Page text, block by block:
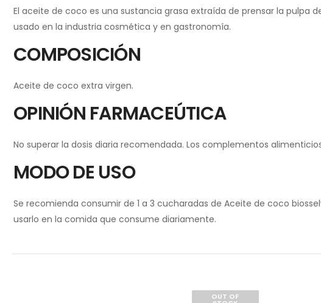
El aceite de coco es una sustancia grasa extraída de prensar la pulpa
usado en la industria cosmética y en gastronomía.
COMPOSICIÓN
Aceite de coco extra virgen.
OPINIÓN FARMACEÚTICA
No superar la dosis diaria recomendada. Los complementos
MODO DE USO
Se recomienda consumir de 1 a 3 cucharadas de Aceite de coco
usarlo en la comida que consume diariamente.
OUT OF